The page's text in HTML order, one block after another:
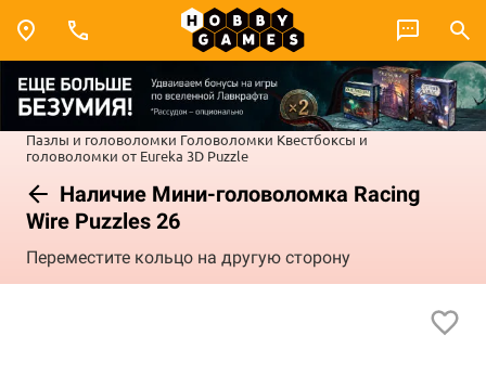
Пазлы и головоломки Головоломки Квестбоксы и
головоломки от Eureka 3D Puzzle
Наличие Мини-головоломка Racing
Wire Puzzles 26
Переместите кольцо на другую сторону